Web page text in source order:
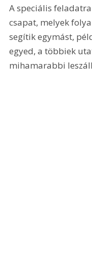
A speciális
csapat, melyek
segítik egymást,
egyed, a többiek
mihamarabbi